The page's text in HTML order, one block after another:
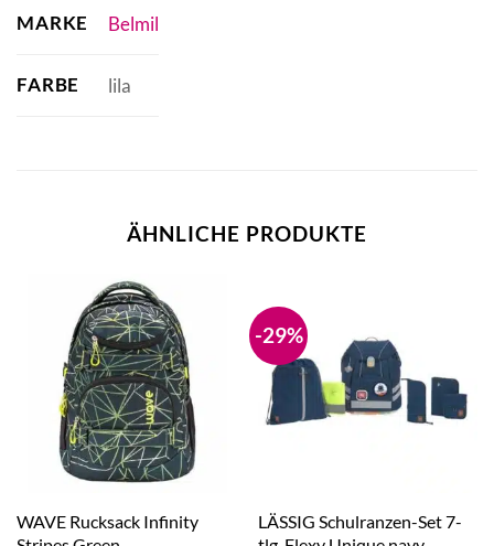
MARKE Belmil
FARBE lila
ÄHNLICHE PRODUKTE
WAVE Rucksack Infinity
-29%
LÄSSIG Schulranzen-Set 7-